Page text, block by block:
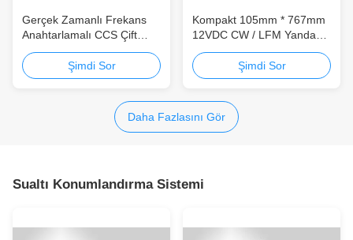
Gerçek Zamanlı Frekans
Anahtarlamalı CCS Çift
Frekanslı Sıvı 900kHz 6kn
Yan Tarama Sonnar
Şimdi Sor
Kompakt 105mm * 767mm
12VDC CW / LFM Yandan
Tarama Sonnar
Şimdi Sor
Daha Fazlasını Gör
Sualtı Konumlandırma Sistemi